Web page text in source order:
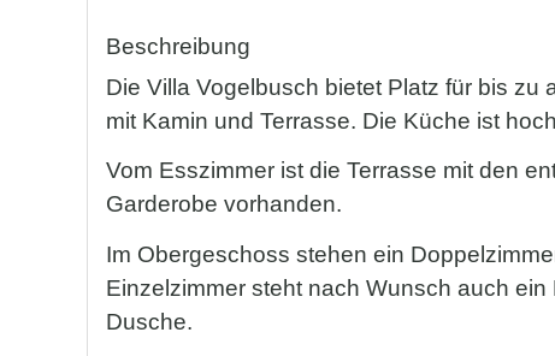
Beschreibung
Die Villa Vogelbusch bietet Platz für bis
mit Kamin und Terrasse. Die Küche ist
Vom Esszimmer ist die Terrasse mit den
Garderobe vorhanden.
Im Obergeschoss stehen ein
Einzelzimmer steht nach Wunsch auch
Dusche.